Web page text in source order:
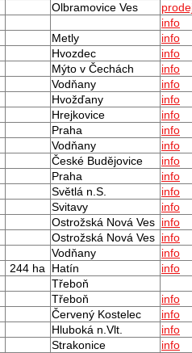
Olbramovice Ves
info
Metly
info
Hvozdec
info
Mýto v Čechách
info
Vodňany
info
Hvožďany
info
Hrejkovice
info
Praha
info
Vodňany
info
České Budějovice
info
Praha
info
Světlá n.S.
info
Svitavy
info
Ostrožská Nová Ves info
Ostrožská Nová Ves info
Vodňany
info
244 ha Hatín
info
Třeboň
Třeboň
info
Červený Kostelec
info
Hluboká n.Vlt.
info
Strakonice
info